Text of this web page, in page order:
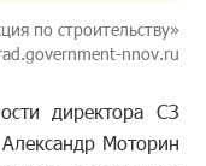
по строительству»
nnov.ru
директора СЗ
Моторин